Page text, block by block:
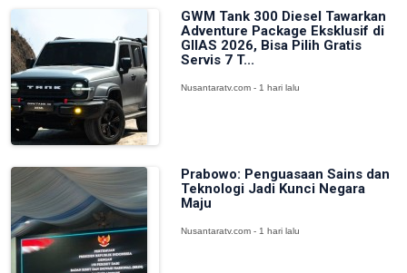
GWM Tank 300 Diesel Tawarkan
Adventure Package Eksklusif di
GIIAS 2026, Bisa Pilih Gratis
Servis 7 T...
Nusantaratv.com - 1 hari lalu
Prabowo: Penguasaan Sains dan
Teknologi Jadi Kunci Negara
Maju
Nusantaratv.com - 1 hari lalu